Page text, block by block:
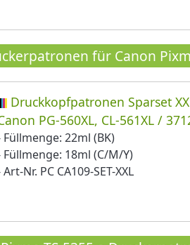
für Canon
Druckkopfpatronen Sparset
PG-560XL, CL-561XL /
Füllmenge: 22ml (BK)
Füllmenge: 18ml (C/M/Y)
Art-Nr. PC CA109-SET-XXL